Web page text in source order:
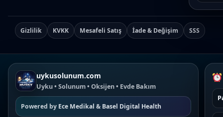
Gizlilik KVKK Mesafeli Satış İade & Değişim SSS
uykusolunum.com
Uyku • Solunum • Oksijen • Evde Bakım
Powered by Ece Medikal & Basel Digital Health